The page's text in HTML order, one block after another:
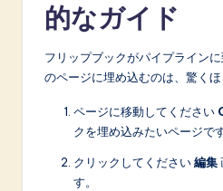
的なガイド
フリップブックがパイプライン
のページに埋め込むのは、驚くほ
ページに移動してください
クを埋め込みたいページです
クリックしてください編集
す。